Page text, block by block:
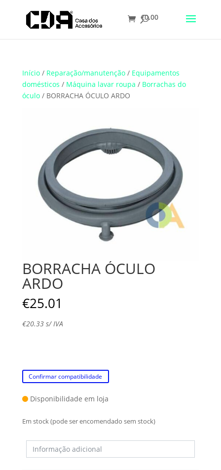
Translate
€0.00
Início/ Reparação/manutenção/ Equipamentos
domésticos / Máquina lavar roupa / Borrachas do
óculo/ BORRACHA ÓCULO ARDO
BORRACHA ÓCULO
ARDO
€25.01
€20.33s/ IVA
Confirmar compatibilidade
Disponibilidade em loja
Em stock (pode ser encomendado sem stock)